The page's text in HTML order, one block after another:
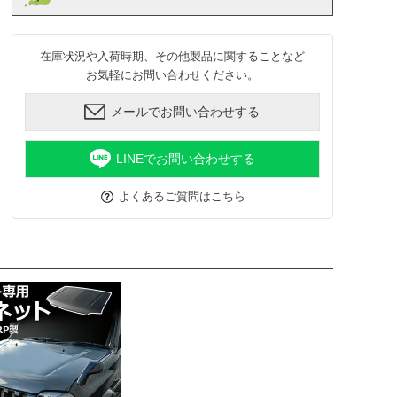
在庫状況や入荷時期、その他製品に関することなど
お気軽にお問い合わせください。
メールでお問い合わせする
LINEでお問い合わせする
よくあるご質問はこちら